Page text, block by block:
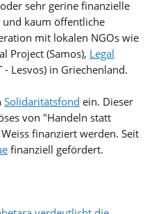
sehr gerine finanzielle
kaum öffentliche
mit lokalen NGOs wie
Project (Samos), Legal
- Lesvos) in Griechenland.
Solidaritätsfond ein. Dieser
von "Handeln statt
finanziert werden. Seit
finanziell gefördert.